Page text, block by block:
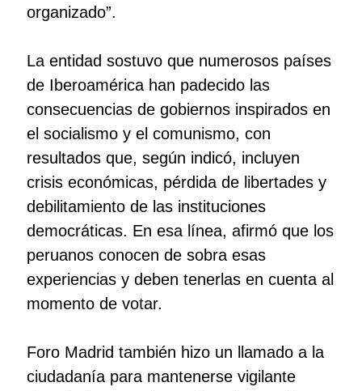
organizado”.
La entidad sostuvo que numerosos países
de Iberoamérica han padecido las
consecuencias de gobiernos inspirados en
el socialismo y el comunismo, con
resultados que, según indicó, incluyen
crisis económicas, pérdida de libertades y
debilitamiento de las instituciones
democráticas. En esa línea, afirmó que los
peruanos conocen de sobra esas
experiencias y deben tenerlas en cuenta al
momento de votar.
Foro Madrid también hizo un llamado a la
ciudadanía para mantenerse vigilante